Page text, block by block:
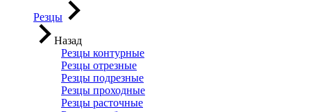
Резцы
Назад
Резцы контурные
Резцы отрезные
Резцы подрезные
Резцы проходные
Резцы расточные